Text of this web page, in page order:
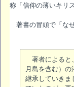
称「信仰の薄いキリ
著書の冒頭で「な
著者によると
月島を含む）
継承していきま